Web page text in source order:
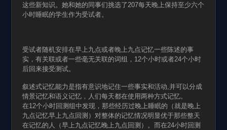
这些新知识。她和她的同事们挑选了207每天晚上保持至少六个
小时睡眠的学生作为受试者。
受试者随机安排在早上九点或者晚上九点记忆一些陈述的事
实，有关联或者一些毫无关联的词组，12个小时或者24个小时
后回来接受测试。
叙述式记忆能力是指有意识地记住一些事实和活动,并可以分成
情景记忆和语义记忆，人们每天都在使用两种方式记忆。
在12个小时回测组中发现，那些经历过晚上睡眠的（就是晚上
九点记忆早上九点回测）对整体的记忆情况明显优于那些整天
在记忆的人（早上九点记忆晚上九点回测）。而在24小时回测